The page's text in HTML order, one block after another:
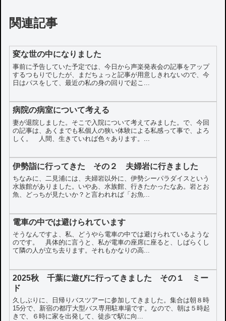
関連記事
変な世の中になりました
事前に予告していた予定では、今日から声楽発表会の記事をアップ
するつもりでしたが、まだちょっと記事が用意しきれないので、今
日はパスをして、最近の私の身の回りで起こ...
病院の病室について考える
妻が退院しました。そこで入院について考えてみました。で、今回
の記事は、あくまでも私個人の狭い体験による私感って事で、よろ
しく。 人間、生きていれば色々あります。...
伊勢詣に行ってきた その２ 夫婦岩に行きました
ちなみに、二見浦には、夫婦岩以外に、伊勢シーパラダイスという
水族館がありました。いやあ、水族館、行きたかったなあ。岩とお
魚、どっちが見たいか？と言われれば「お魚...
電車の中では避けられています
そうなんですよ、私、どうやら電車の中では避けられているような
のです。 具体的に言うと、私が電車の座席に座ると、しばらくし
て隣の人が立ち去ります。それもかなりの高...
2025秋 千葉に遊びに行ってきました その１ ミー
ド
久しぶりに、日帰りバスツアーに参加してきました。集合は朝８時
15分で、新宿の都庁大型バス専用駐車場です。なので、朝は５時起
きで、６時に家を出発して、徒歩で駅に向...